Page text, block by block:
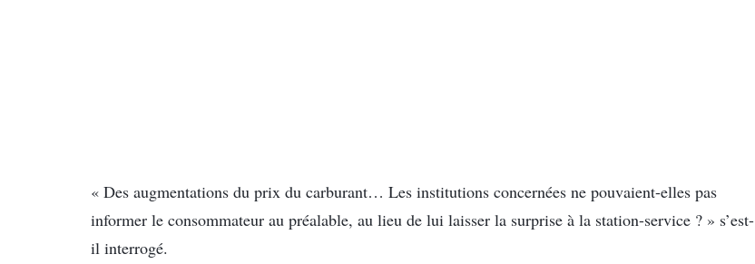
« Des augmentations du prix du carburant… Les institutions concernées ne pouvaient-elles pas
informer le consommateur au préalable, au lieu de lui laisser la surprise à la station-service ? » s’est-
il interrogé.